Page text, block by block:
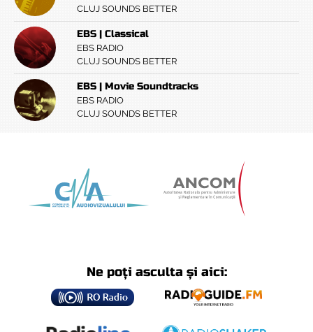
CLUJ SOUNDS BETTER
EBS | Classical
EBS RADIO
CLUJ SOUNDS BETTER
EBS | Movie Soundtracks
EBS RADIO
CLUJ SOUNDS BETTER
Ne poți asculta și aici: